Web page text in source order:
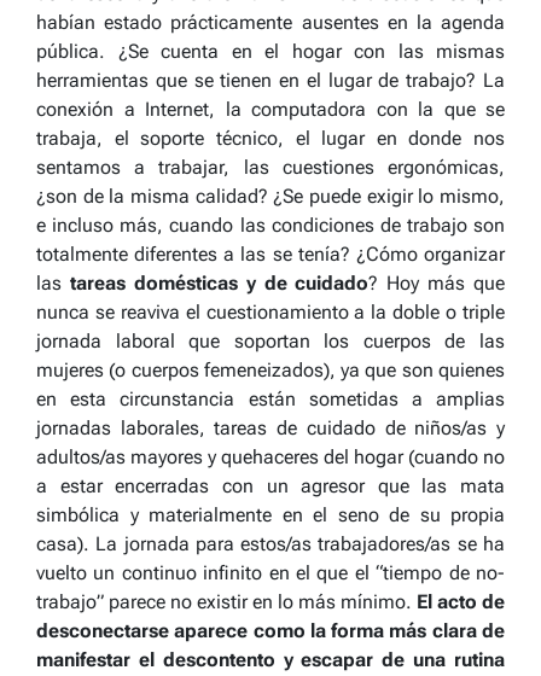
habían estado prácticamente ausentes en la agenda
pública. ¿Se cuenta en el hogar con las mismas
herramientas que se tienen en el lugar de trabajo? La
conexión a Internet, la computadora con la que se
trabaja, el soporte técnico, el lugar en donde nos
sentamos a trabajar, las cuestiones ergonómicas,
¿son de la misma calidad? ¿Se puede exigir lo mismo,
e incluso más, cuando las condiciones de trabajo son
totalmente diferentes a las se tenía? ¿Cómo organizar
las tareas domésticas y de cuidado? Hoy más que
nunca se reaviva el cuestionamiento a la doble o triple
jornada laboral que soportan los cuerpos de las
mujeres (o cuerpos femeneizados), ya que son quienes
en esta circunstancia están sometidas a amplias
jornadas laborales, tareas de cuidado de niños/as y
adultos/as mayores y quehaceres del hogar (cuando no
a estarencerradas con un agresor que las mata
simbólica y materialmente en el seno de su propia
casa). La jornada para estos/as trabajadores/as se ha
vuelto un continuo infinito en el que el “tiempo de no-
trabajo” parece no existir en lo más mínimo. El acto de
desconectarse aparece como la forma más clara de
manifestar el descontento y escapar de una rutina